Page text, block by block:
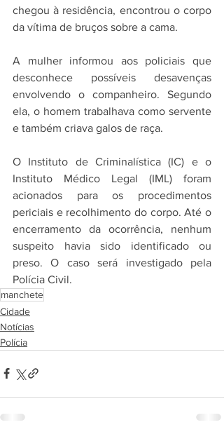
chegou à residência, encontrou o corpo
da vítima de bruços sobre a cama.
A mulher informou aos policiais que
desconhece possíveis desavenças
envolvendo o companheiro. Segundo
ela, o homem trabalhava como servente
e também criava galos de raça.
O Instituto de Criminalística (IC) e o
Instituto Médico Legal (IML) foram
acionados para os procedimentos
periciais e recolhimento do corpo. Até o
encerramento da ocorrência, nenhum
suspeito havia sido identificado ou
preso. O caso será investigado pela
Polícia Civil.
manchete
Cidade
Notícias
Polícia